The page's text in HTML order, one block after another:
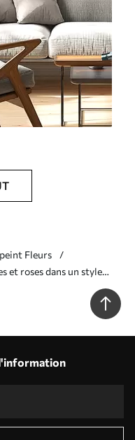
Fleurs
et roses dans un style